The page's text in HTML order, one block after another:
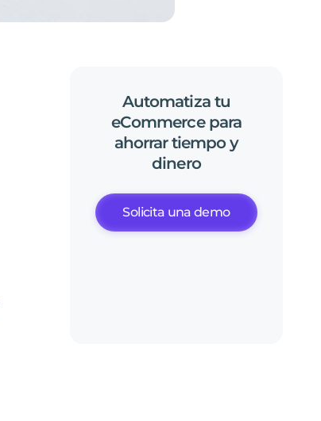
Automatiza tu
eCommerce para
ahorrar tiempo y
dinero
Solicita una demo